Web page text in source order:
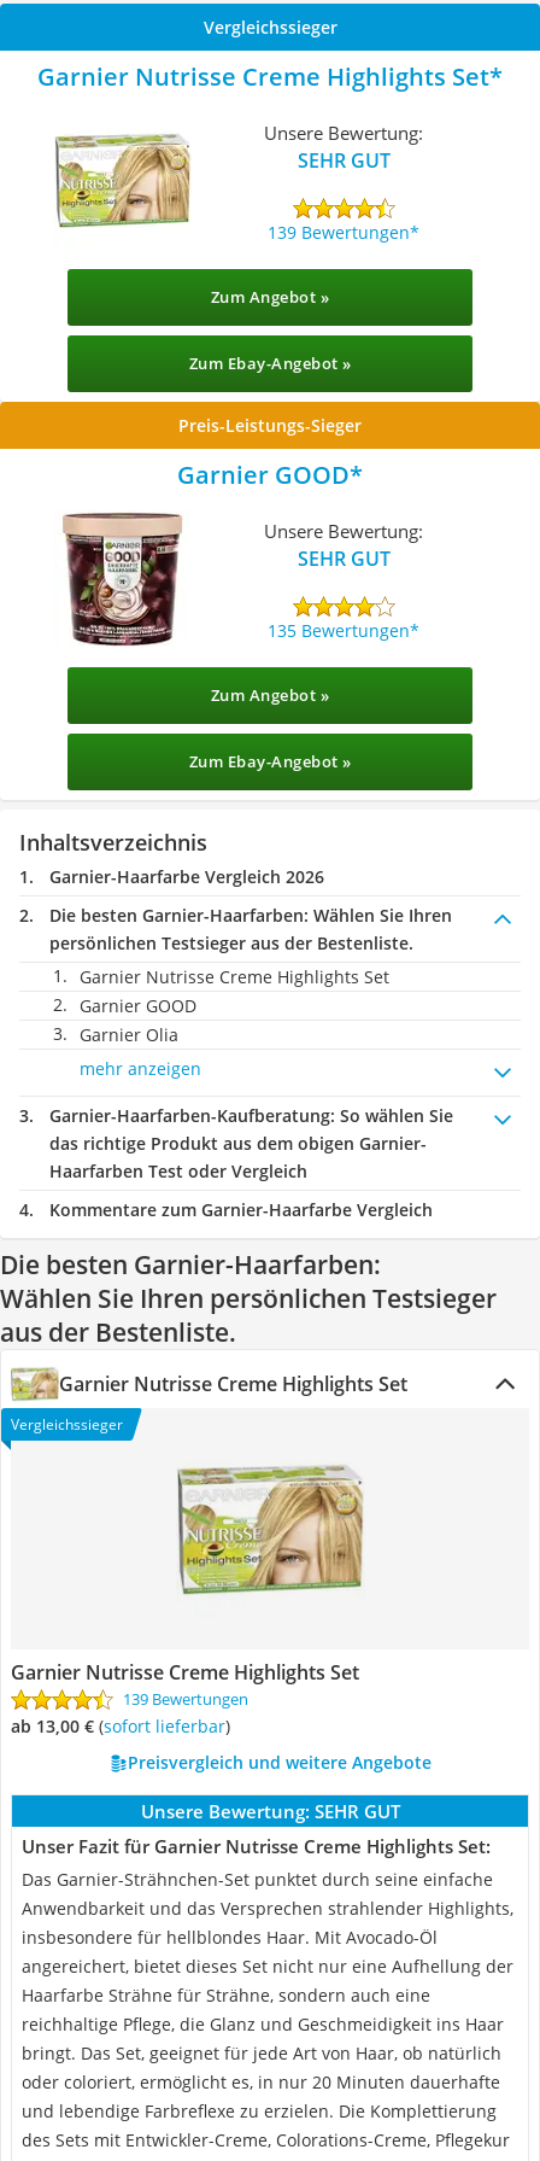
Vergleichssieger
Garnier Nutrisse Creme Highlights Set
Unsere Bewertung:
SEHR GUT
139 Bewertungen
Zum Angebot »
Zum Ebay-Angebot »
Preis-Leistungs-Sieger
Garnier GOOD
Unsere Bewertung:
SEHR GUT
135 Bewertungen
Zum Angebot »
Zum Ebay-Angebot »
Inhaltsverzeichnis
Garnier-Haarfarbe Vergleich 2026
Die besten Garnier-Haarfarben: Wählen Sie Ihren
persönlichen Testsieger aus der Bestenliste.
Garnier Nutrisse Creme Highlights Set
Garnier GOOD
Garnier Olia
mehr anzeigen
Garnier-Haarfarben-Kaufberatung: So wählen Sie
das richtige Produkt aus dem obigen Garnier-
Haarfarben Test oder Vergleich
Kommentare zum Garnier-Haarfarbe Vergleich
Die besten Garnier-Haarfarben:
Wählen Sie Ihren persönlichen Testsieger
aus der Bestenliste.
Garnier Nutrisse Creme Highlights Set
Vergleichssieger
Garnier Nutrisse Creme Highlights Set
139 Bewertungen
ab 13,00 € ( Sofort lieferbar)
Preisvergleich und weitere Angebote
Unsere Bewertung: SEHR GUT
Unser Fazit für Garnier Nutrisse Creme Highlights Set:
Das Garnier-Strähnchen-Set punktet durch seine einfache
Anwendbarkeit und das Versprechen strahlender Highlights,
insbesondere für hellblondes Haar. Mit Avocado-Öl
angereichert, bietet dieses Set nicht nur eine Aufhellung der
Haarfarbe Strähne für Strähne, sondern auch eine
reichhaltige Pflege, die Glanz und Geschmeidigkeit ins Haar
bringt. Das Set, geeignet für jede Art von Haar, ob natürlich
oder coloriert, ermöglicht es, in nur 20 Minuten dauerhafte
und lebendige Farbreflexe zu erzielen. Die Komplettierung
des Sets mit Entwickler-Creme, Colorations-Creme, Pflegekur